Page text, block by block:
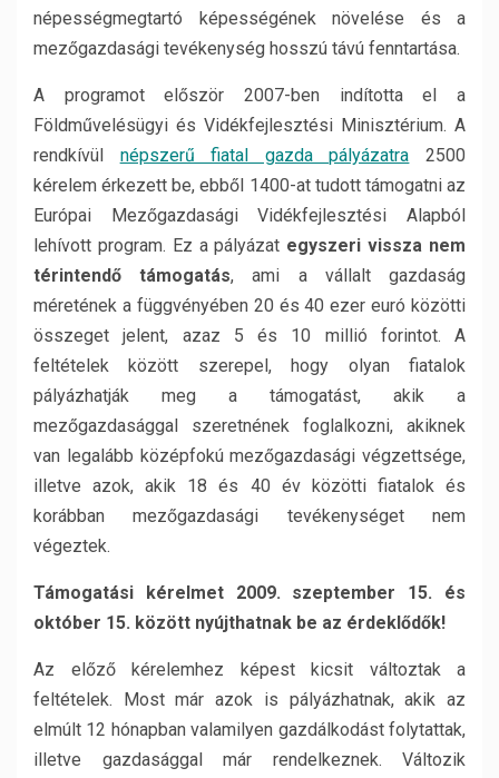
népességmegtartó képességének növelése és a
mezőgazdasági tevékenység hosszú távú fenntartása.
A programot először 2007-ben indította el a
Földművelésügyi és Vidékfejlesztési Minisztérium. A
rendkívül népszerű fiatal gazda pályázatra 2500
kérelem érkezett be, ebből 1400-at tudott támogatni az
Európai Mezőgazdasági Vidékfejlesztési Alapból
lehívott program. Ez a pályázat egyszeri vissza nem
térintendő támogatás, ami a vállalt gazdaság
méretének a függvényében 20 és 40 ezer euró közötti
összeget jelent, azaz 5 és 10 millió forintot. A
feltételek között szerepel, hogy olyan fiatalok
pályázhatják meg a támogatást, akik a
mezőgazdasággal szeretnének foglalkozni, akiknek
van legalább középfokú mezőgazdasági végzettsége,
illetve azok, akik 18 és 40 év közötti fiatalok és
korábban mezőgazdasági tevékenységet nem
végeztek.
Támogatási kérelmet 2009. szeptember 15. és
október 15. között nyújthatnak be az érdeklődők!
Az előző kérelemhez képest kicsit változtak a
feltételek. Most már azok is pályázhatnak, akik az
elmúlt 12 hónapban valamilyen gazdálkodást folytattak,
illetve gazdasággal már rendelkeznek. Változik